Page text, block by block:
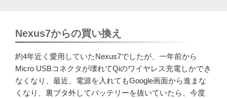
Nexus7からの買い換え
約4年近く愛用していたNexus7でしたが、一年前から
Micro USBコネクタが壊れてQiのワイヤレス充電しかでき
なくなり、最近、電源を入れてもGoogle画面から進まな
くなり、裏ブタ外してバッテリーを抜いていたら、今度